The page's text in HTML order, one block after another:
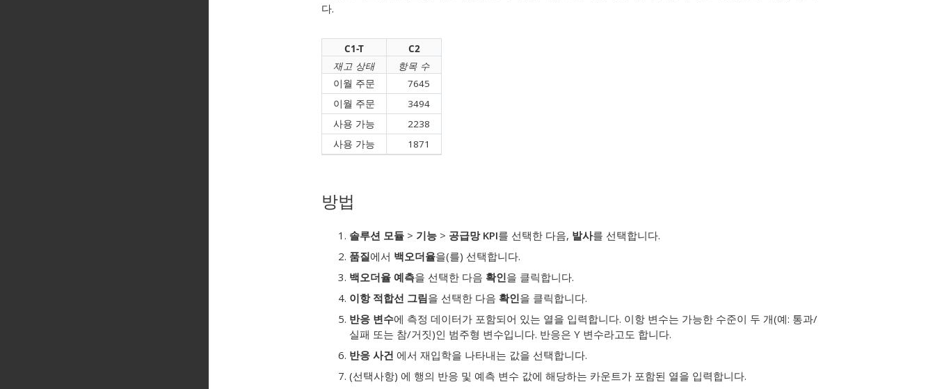
다.
C1-T
C2
재고 상태
항목 수
이월 주문
7645
이월 주문
3494
사용 가능
2238
사용 가능
1871
방법
솔루션 모듈 > 기능 > 공급망 KPI를 선택한 다음, 발사를 선택합니다.
품질에서 백오더율을(를) 선택합니다.
백오더율 예측을 선택한 다음 확인을 클릭합니다.
이항 적합선 그림을 선택한 다음 확인을 클릭합니다.
반응 변수에 측정 데이터가 포함되어 있는 열을 입력합니다. 이항 변수는 가능한 수준이 두 개(예: 통과/
실패 또는 참/거짓)인 범주형 변수입니다. 반응은 Y 변수라고도 합니다.
반응 사건 에서 재입학을 나타내는 값을 선택합니다.
(선택사항) 에 행의 반응 및 예측 변수 값에 해당하는 카운트가 포함된 열을 입력합니다.